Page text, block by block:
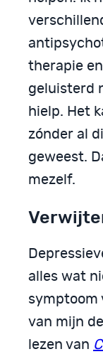
therapie
geluisterd
hielp. Het
zónder al
geweest.
mezelf.
alles wat
symptoom
van mijn
lezen van